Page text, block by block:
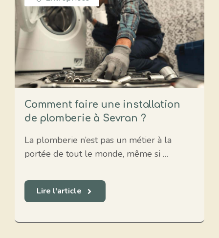
Comment faire une installation
de plomberie à Sevran ?
La plomberie n’est pas un métier à la
portée de tout le monde, même si …
Lire l'article